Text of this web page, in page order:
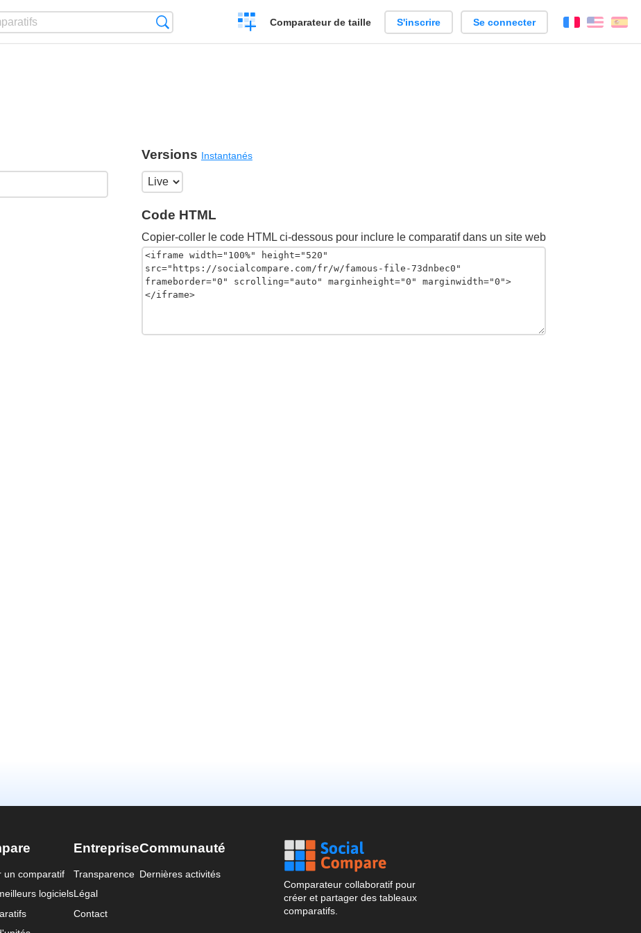
Créer
un
Comparateur de taille S'inscrire Se connecter FrançaisEnglish
Versions Instantanés
Code HTML
Copier-coller le code HTML ci-dessous pour inclure le comparatif dans un site web
un comparatif
logiciels
Entreprise
Transparence
Légal
Contact
Communauté
Dernières activités
Comparateur collaboratif pour
créer et partager des tableaux
comparatifs.